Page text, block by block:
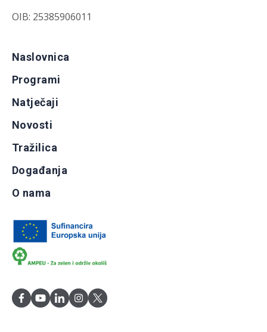
OIB: 25385906011
Naslovnica
Programi
Natječaji
Novosti
Tražilica
Događanja
O nama